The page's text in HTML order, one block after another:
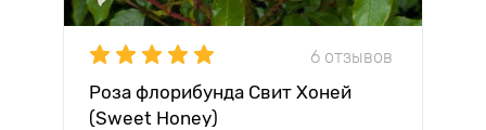
6 отзывов
Роза флорибунда Свит Хоней
(Sweet Honey)